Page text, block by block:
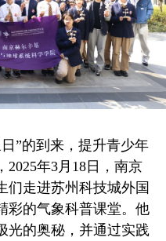
”的到来，提升青少年
2025年3月18日，南京
们走进苏州科技城外国
彩的气象科普课堂。他
光的奥秘，并通过实践